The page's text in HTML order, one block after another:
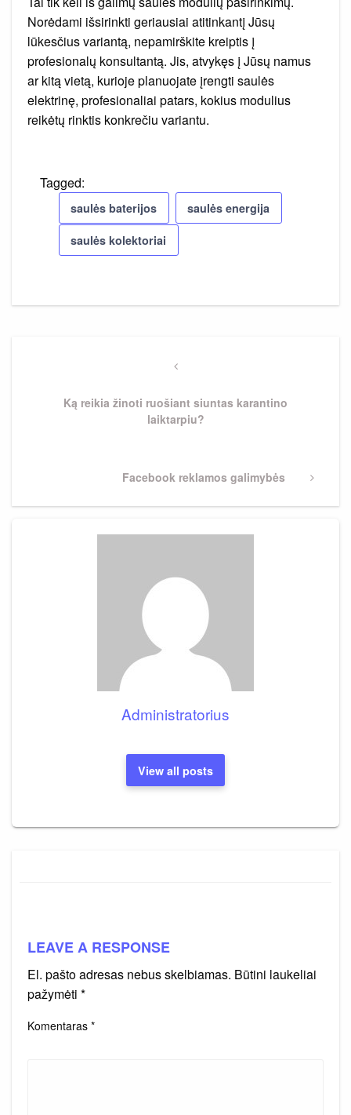
Norėdami išsirinkti geriausiai atitinkantį Jūsų
lūkesčius variantą, nepamirškite kreiptis į
profesionalų konsultantą. Jis, atvykęs į Jūsų namus
ar kitą vietą, kurioje planuojate įrengti saulės
elektrinę, profesionaliai patars, kokius modulius
reikėtų rinktis konkrečiu variantu.
Tagged:
saulės baterijos saulės energija
saulės kolektoriai
Previous
Ką reikia žinoti ruošiant siuntas karantino
laiktarpiu?
Next
Facebook reklamos galimybės
Administratorius
View all posts
LEAVE A RESPONSE
El. pašto adresas nebus skelbiamas. Būtini laukeliai
pažymėti *
Komentaras *